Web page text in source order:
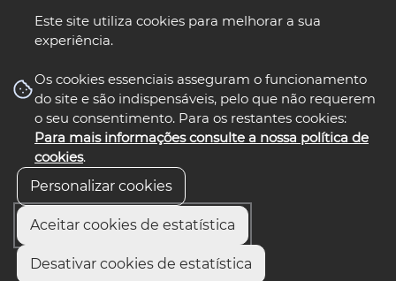
Este site utiliza cookies para melhorar a sua
experiência.
Os cookies essenciais asseguram o funcionamento
do site e são indispensáveis, pelo que não requerem
o seu consentimento. Para os restantes cookies:
Para mais informações consulte a nossa política de
cookies.
Personalizar cookies
Aceitar cookies de estatística
Desativar cookies de estatística
nos select language
Início
CMA promove espetáculos no Hospital de Aveiro